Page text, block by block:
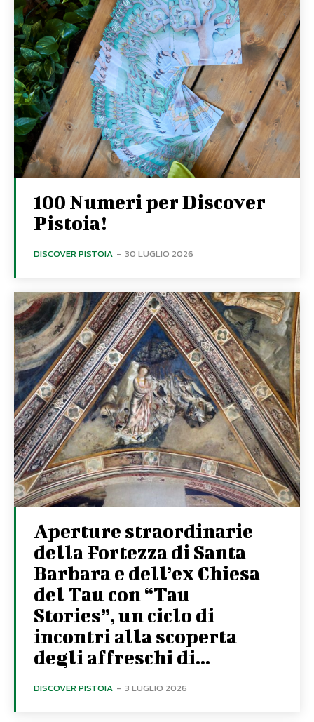
100 Numeri per Discover
Pistoia!
DISCOVER PISTOIA - 30 LUGLIO 2026
Aperture straordinarie
della Fortezza di Santa
Barbara e dell’ex Chiesa
del Tau con “Tau
Stories”, un ciclo di
incontri alla scoperta
degli affreschi di...
DISCOVER PISTOIA - 3 LUGLIO 2026